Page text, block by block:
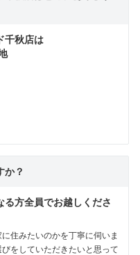
千秋店は
か？
方全員でお越しくださ
住みたいのかを丁寧に伺いま
をしていただきたいと思って